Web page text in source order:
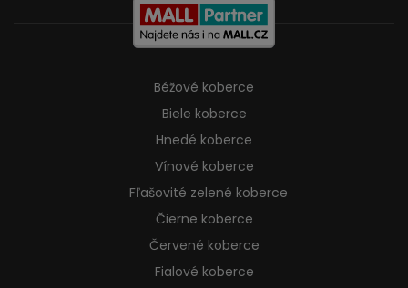
Béžové koberce
Biele koberce
Hnedé koberce
Vínové koberce
Fľašovité zelené koberce
Čierne koberce
Červené koberce
Fialové koberce